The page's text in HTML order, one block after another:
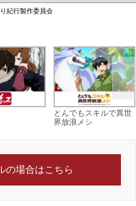
紀行製作委員会
とんでもスキルで異世
界放浪メシ
の場合はこちら